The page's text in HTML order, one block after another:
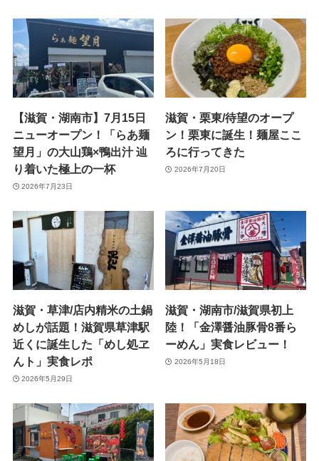
【滋賀・湖南市】7月15日
ニューオープン！「らあ麺
望月」の大山鶏×鴨出汁 辿
り着いた極上の一杯
2026年7月23日
滋賀・栗東/待望のオープ
ン！栗東に誕生！麺屋ここ
ろに行ってきた
2026年7月20日
滋賀・草津/店内精米の土鍋
めしが話題！滋賀県草津駅
近くに誕生した「めし処ヱ
んト」実食レポ
2026年5月29日
滋賀・湖南市/滋賀県初上
陸！「金澤醤油豚骨8番ら
ーめん」実食レビュー！
2026年5月18日